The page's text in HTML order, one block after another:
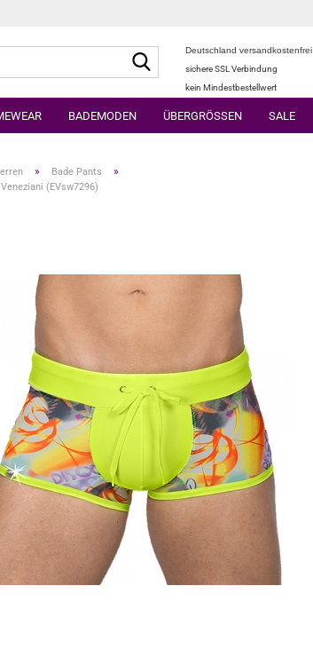
Suche...Deutschland versandkostenfrei
sichere SSL Verbindung
kein Mindestbestellwert
BADEMODEN ÜBERGRÖSSEN SALE
» Bade Pants »
(EVsw7296)